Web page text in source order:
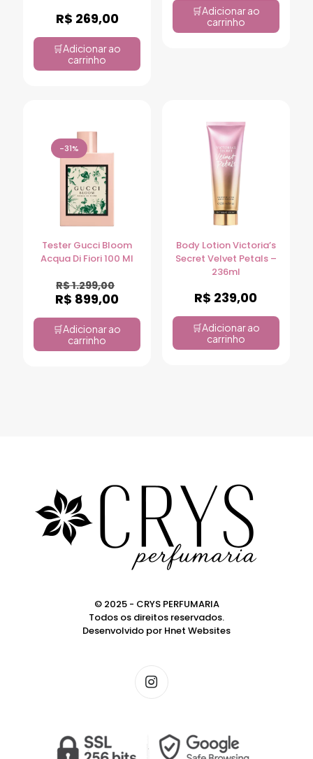
R$ 269,00
Adicionar ao
carrinho
Adicionar ao
carrinho
-31%
Tester Gucci Bloom
Acqua Di Fiori 100 Ml
R$1.299,00
R$ 899,00
Adicionar ao
carrinho
Body Lotion Victoria’s
Secret Velvet Petals –
236ml
R$ 239,00
Adicionar ao
carrinho
© 2025 - CRYS PERFUMARIA
Todos os direitos reservados.
Desenvolvido por Hnet Websites